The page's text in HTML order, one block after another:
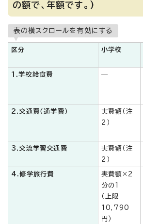
の額で、年額です。)
表の横スクロールを有効にする
区分 小学校
1.学校給食費 ―
2.交通費（通学費）
実費額（注
2）
3.交流学習交通費
実費額（注
2）
4.修学旅行費
実費額×2
分の1
（上限
10,790
円）